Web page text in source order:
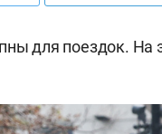
для поездок. На